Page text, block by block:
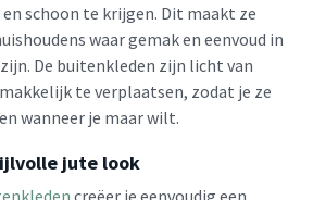
schoon te krijgen. Dit maakt ze
waar gemak en eenvoud in
De buitenkleden zijn licht van
te verplaatsen, zodat je ze
wanneer je maar wilt.
jute look
creëer je eenvoudig een